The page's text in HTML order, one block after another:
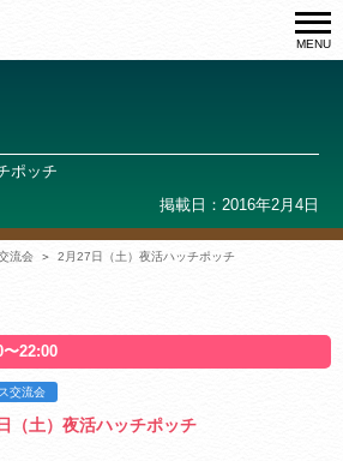
MENU
ポッチ
掲載日：2016年2月4日
流会 2月27日（土）夜活ハッチポッチ
〜22:00
交流会
（土）夜活ハッチポッチ